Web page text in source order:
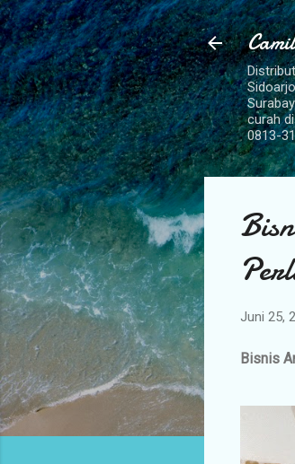
curah
0813-
Juni 25,
Bisnis